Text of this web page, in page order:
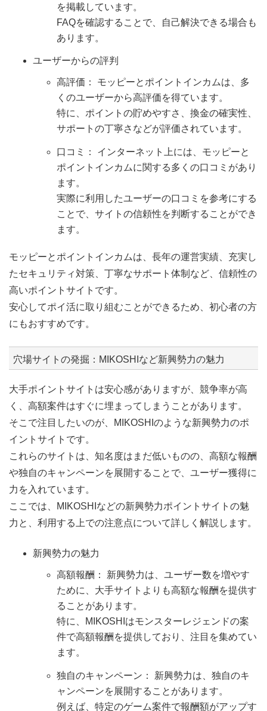
を掲載しています。
FAQを確認することで、自己解決できる場合も
あります。
ユーザーからの評判
高評価： モッピーとポイントインカムは、多
くのユーザーから高評価を得ています。
特に、ポイントの貯めやすさ、換金の確実性、
サポートの丁寧さなどが評価されています。
口コミ： インターネット上には、モッピーと
ポイントインカムに関する多くの口コミがあり
ます。
実際に利用したユーザーの口コミを参考にする
ことで、サイトの信頼性を判断することができ
ます。
モッピーとポイントインカムは、長年の運営実績、充実し
たセキュリティ対策、丁寧なサポート体制など、信頼性の
高いポイントサイトです。
安心してポイ活に取り組むことができるため、初心者の方
にもおすすめです。
穴場サイトの発掘：MIKOSHIなど新興勢力の魅力
大手ポイントサイトは安心感がありますが、競争率が高
く、高額案件はすぐに埋まってしまうことがあります。
そこで注目したいのが、MIKOSHIのような新興勢力のポ
イントサイトです。
これらのサイトは、知名度はまだ低いものの、高額な報酬
や独自のキャンペーンを展開することで、ユーザー獲得に
力を入れています。
ここでは、MIKOSHIなどの新興勢力ポイントサイトの魅
力と、利用する上での注意点について詳しく解説します。
新興勢力の魅力
高額報酬： 新興勢力は、ユーザー数を増やす
ために、大手サイトよりも高額な報酬を提供す
ることがあります。
特に、MIKOSHIはモンスターレジェンドの案
件で高額報酬を提供しており、注目を集めてい
ます。
独自のキャンペーン： 新興勢力は、独自のキ
ャンペーンを展開することがあります。
例えば、特定のゲーム案件で報酬額がアップす